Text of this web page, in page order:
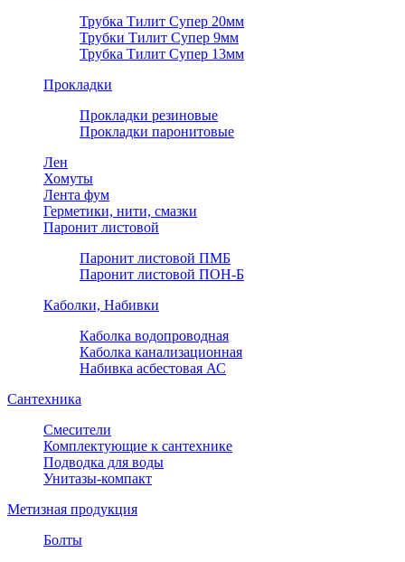
Трубка Тилит Супер 20мм
Трубки Тилит Супер 9мм
Трубка Тилит Супер 13мм
Прокладки
Прокладки резиновые
Прокладки паронитовые
Лен
Хомуты
Лента фум
Герметики, нити, смазки
Паронит листовой
Паронит листовой ПМБ
Паронит листовой ПОН-Б
Каболки, Набивки
Каболка водопроводная
Каболка канализационная
Набивка асбестовая АС
Сантехника
Смесители
Комплектующие к сантехнике
Подводка для воды
Унитазы-компакт
Метизная продукция
Болты